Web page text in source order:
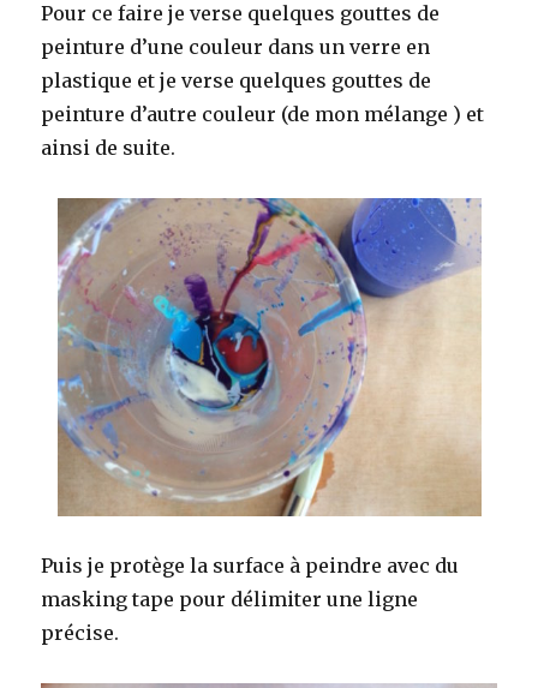
Pour ce faire je verse quelques gouttes de
peinture d’une couleur dans un verre en
plastique et je verse quelques gouttes de
peinture d’autre couleur (de mon mélange ) et
ainsi de suite.
Puis je protège la surface à peindre avec du
masking tape pour délimiter une ligne
précise.